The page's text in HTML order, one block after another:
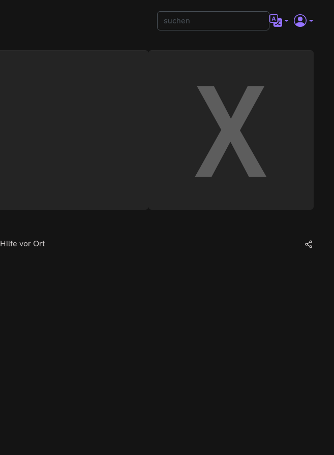
Hilfe vor Ort